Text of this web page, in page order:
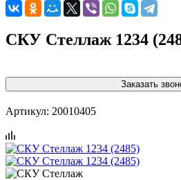
СКУ Стеллаж 1234
Заказать
Артикул: 20010405